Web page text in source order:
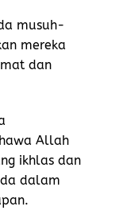
musuh-
mereka
dan
Allah
ikhlas dan
dalam